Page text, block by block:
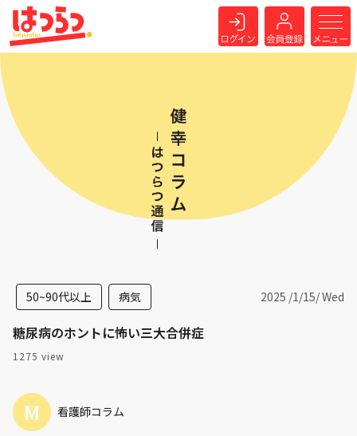
50~90代以上 病気 2025 /1 /15/ Wed
糖尿病のホントに怖い三大合併症
1275 view
M 看護師コラム